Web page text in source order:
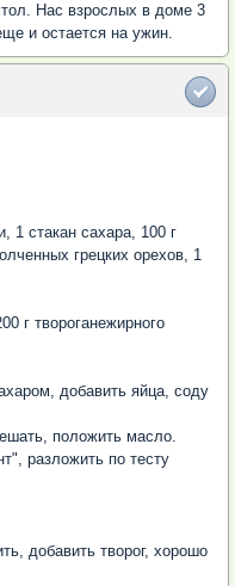
Нас взрослых в доме 3
и остается на ужин.
1 стакан сахара, 100 г
грецких орехов, 1
г твороганежирного
добавить яйца, соду
положить масло.
разложить по тесту
добавить творог, хорошо